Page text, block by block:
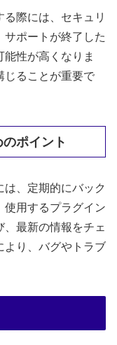
る際には、セキュリ
サポートが終了した
性が高くなりま
じることが重要で
ポイント
は、定期的にバック
使用するプラグイン
最新の情報をチェ
より、バグやトラブ